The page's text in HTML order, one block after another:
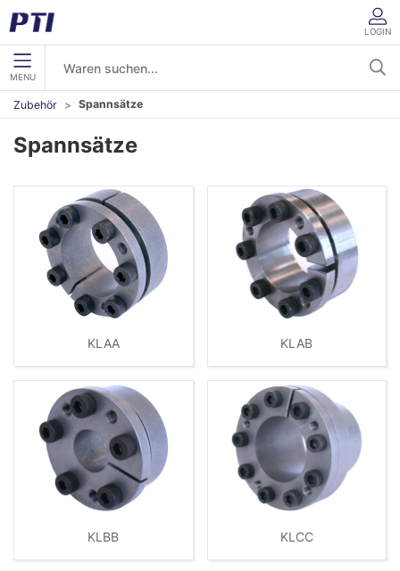
LOGIN
MENU
Zubehör Spannsätze
Spannsätze
KLAA KLAB
KLBB KLCC